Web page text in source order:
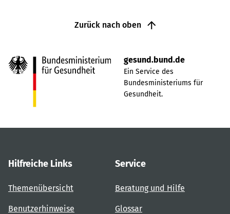
Zurück nach oben
gesund.bund.de
Ein Service des
Bundesministeriums für
Gesundheit.
Hilfreiche Links
Themenübersicht
Benutzerhinweise
Service
Beratung und Hilfe
Glossar